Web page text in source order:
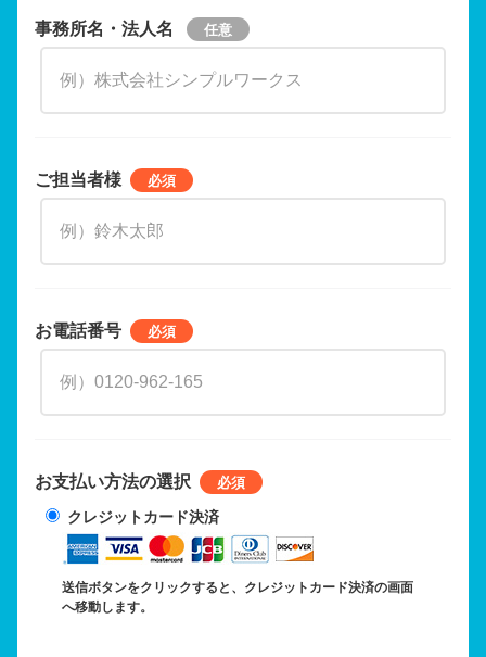
事務所名・法人名
ご担当者様
お電話番号
お支払い方法の選択
クレジットカード決済
送信ボタンをクリックすると、クレジットカード決済の画面
へ移動します。